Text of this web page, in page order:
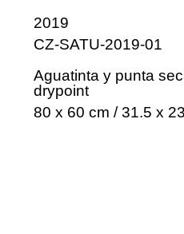
2019
CZ-SATU-2019-01
Aguatinta y punta
drypoint
80 x 60 cm / 31.5 x